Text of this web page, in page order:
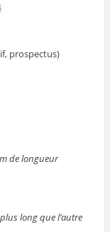
prospectus)
de longueur
long que l’autre